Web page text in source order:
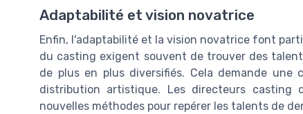
Adaptabilité et vision novatrice
Enfin, l'adaptabilité et la vision novatrice font
du casting exigent souvent de trouver des
de plus en plus diversifiés. Cela demande
distribution artistique. Les directeurs
nouvelles méthodes pour repérer les talents de